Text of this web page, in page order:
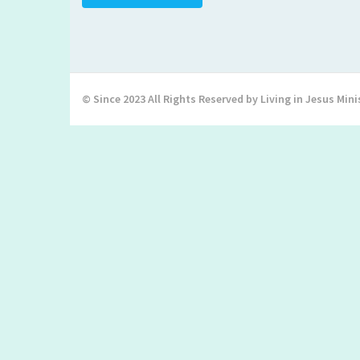
© Since 2023 All Rights Reserved by Living in Jesus